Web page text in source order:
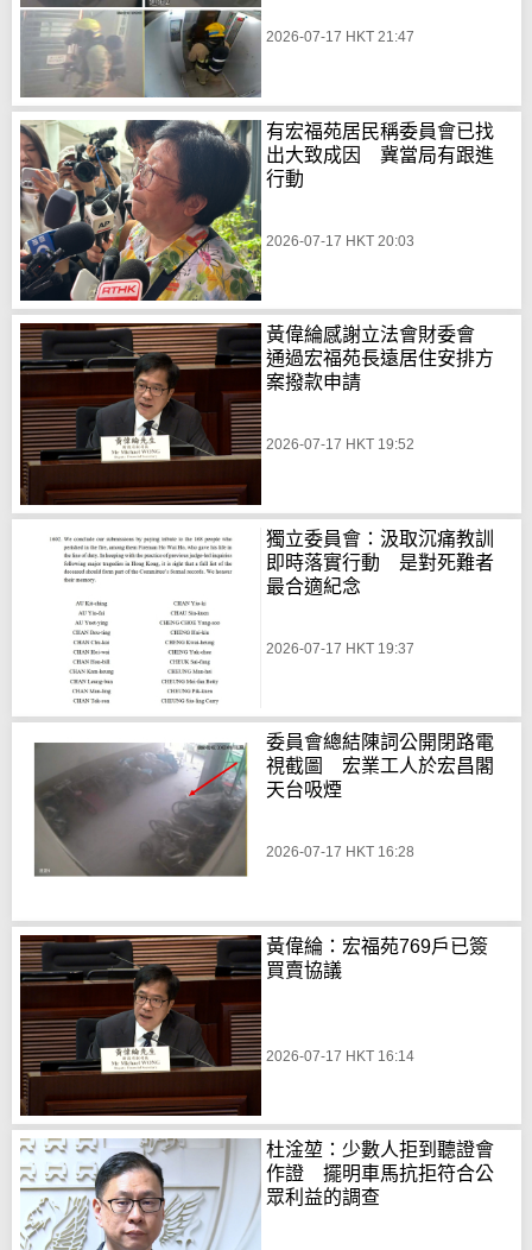
2026-07-17 HKT 21:47
有宏福苑居民稱委員會已找
出大致成因 冀當局有跟進
行動
2026-07-17 HKT 20:03
黃偉綸感謝立法會財委會
通過宏福苑長遠居住安排方
案撥款申請
2026-07-17 HKT 19:52
獨立委員會：汲取沉痛教訓
即時落實行動 是對死難者
最合適紀念
2026-07-17 HKT 19:37
委員會總結陳詞公開閉路電
視截圖 宏業工人於宏昌閣
天台吸煙
2026-07-17 HKT 16:28
黃偉綸：宏福苑769戶已簽
買賣協議
2026-07-17 HKT 16:14
杜淦堃：少數人拒到聽證會
作證 擺明車馬抗拒符合公
眾利益的調查